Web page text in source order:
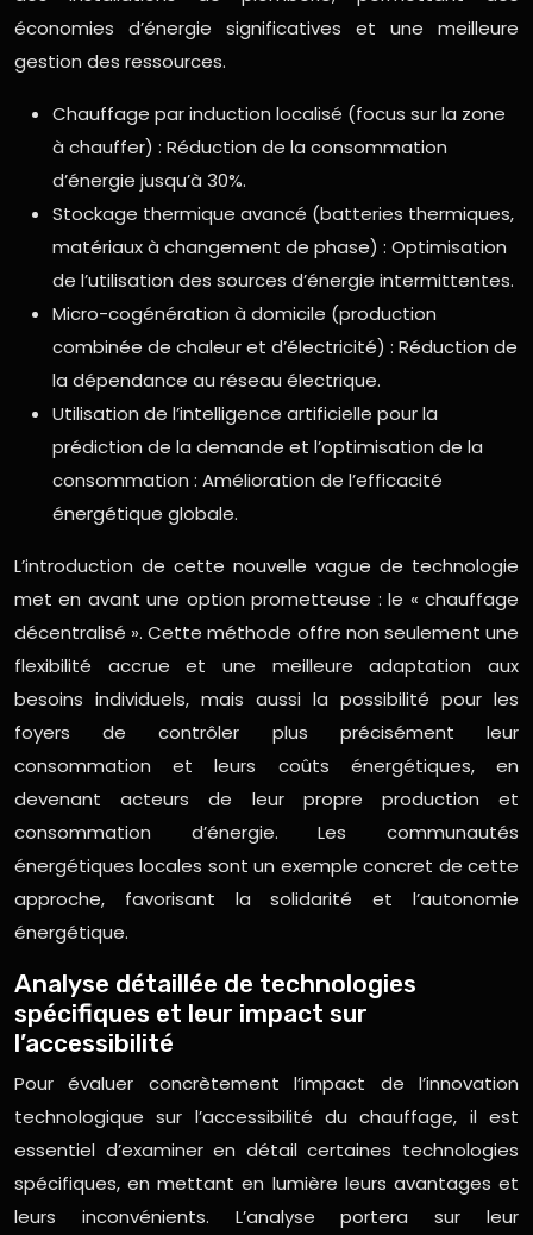
économies d’énergie significatives et une meilleure
gestion des ressources.
Chauffage par induction localisé (focus sur la zone
à chauffer) : Réduction de la consommation
d’énergie jusqu’à 30%.
Stockage thermique avancé (batteries thermiques,
matériaux à changement de phase) : Optimisation
de l’utilisation des sources d’énergie intermittentes.
Micro-cogénération à domicile (production
combinée de chaleur et d’électricité) : Réduction de
la dépendance au réseau électrique.
Utilisation de l’intelligence artificielle pour la
prédiction de la demande et l’optimisation de la
consommation : Amélioration de l’efficacité
énergétique globale.
L’introduction de cette nouvelle vague de technologie
met en avant une option prometteuse : le « chauffage
décentralisé ». Cette méthode offre non seulement une
flexibilité accrue et une meilleure adaptation aux
besoins individuels, mais aussi la possibilité pour les
foyers de contrôler plus précisément leur
consommation et leurs coûts énergétiques, en
devenant acteurs de leur propre production et
consommation d’énergie. Les communautés
énergétiques locales sont un exemple concret de cette
approche, favorisant la solidarité et l’autonomie
énergétique.
Analyse détaillée de technologies
spécifiques et leur impact sur
l’accessibilité
Pour évaluer concrètement l’impact de l’innovation
technologique sur l’accessibilité du chauffage, il est
essentiel d’examiner en détail certaines technologies
spécifiques, en mettant en lumière leurs avantages et
leurs inconvénients. L’analyse portera sur leur